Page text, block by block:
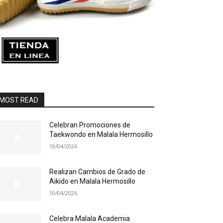
READ
Celebran Promociones de
Taekwondo en Malala Hermosillo
10/04/2026
Realizan Cambios de Grado de
Aikido en Malala Hermosillo
10/04/2026
Celebra Malala Academia